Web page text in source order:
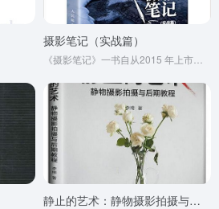
摄影笔记（实战篇）
静止的艺术：静物摄影拍摄与后期教程